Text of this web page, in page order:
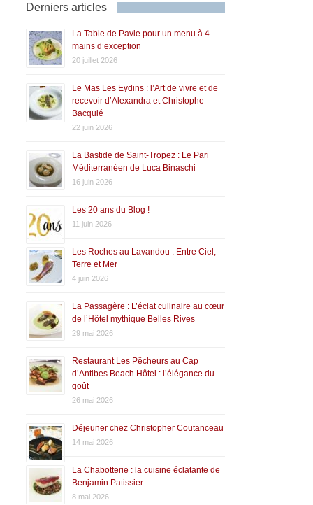
Derniers articles
La Table de Pavie pour un menu à 4
mains d’exception
20 juillet 2026
Le Mas Les Eydins : l’Art de vivre et de
recevoir d’Alexandra et Christophe
Bacquié
22 juin 2026
La Bastide de Saint-Tropez : Le Pari
Méditerranéen de Luca Binaschi
16 juin 2026
Les 20 ans du Blog !
11 juin 2026
Les Roches au Lavandou : Entre Ciel,
Terre et Mer
4 juin 2026
La Passagère : L’éclat culinaire au cœur
de l’Hôtel mythique Belles Rives
29 mai 2026
Restaurant Les Pêcheurs au Cap
d’Antibes Beach Hôtel : l’élégance du
goût
26 mai 2026
Déjeuner chez Christopher Coutanceau
14 mai 2026
La Chabotterie : la cuisine éclatante de
Benjamin Patissier
8 mai 2026